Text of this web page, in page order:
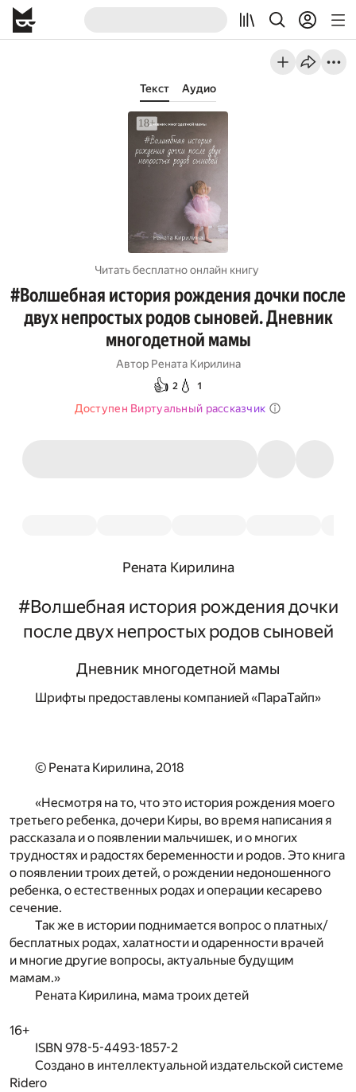
Текст Аудио
Читать бесплатно онлайн книгу
#Волшебная история рождения дочки после
двух непростых родов сыновей. Дневник
многодетной мамы
Автор Рената Кирилина
👍 2 💧 1
Доступен Виртуальный рассказчик
Рената Кирилина
#Волшебная история рождения дочки
после двух непростых родов сыновей
Дневник многодетной мамы
Шрифты предоставлены компанией «ПараТайп»
© Рената Кирилина, 2018
«Несмотря на то, что это история рождения моего
третьего ребенка, дочери Киры, во время написания я
рассказала и о появлении мальчишек, и о многих
трудностях и радостях беременности и родов. Это книга
о появлении троих детей, о рождении недоношенного
ребенка, о естественных родах и операции кесарево
сечение.
Так же в истории поднимается вопрос о платных/
бесплатных родах, халатности и одаренности врачей
и многие другие вопросы, актуальные будущим
мамам.»
Рената Кирилина, мама троих детей
16+
ISBN 978-5-4493-1857-2
Создано в интеллектуальной издательской системе
Ridero